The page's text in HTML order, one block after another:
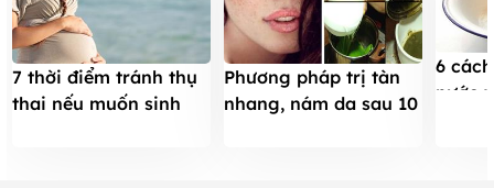
7 thời điểm tránh thụ
thai nếu muốn sinh
Phương pháp trị tàn
nhang, nám da sau 10
6
nước